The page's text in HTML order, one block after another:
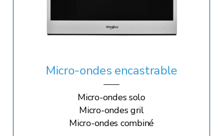
Micro-ondes encastrable
Micro-ondes solo
Micro-ondes gril
Micro-ondes combiné